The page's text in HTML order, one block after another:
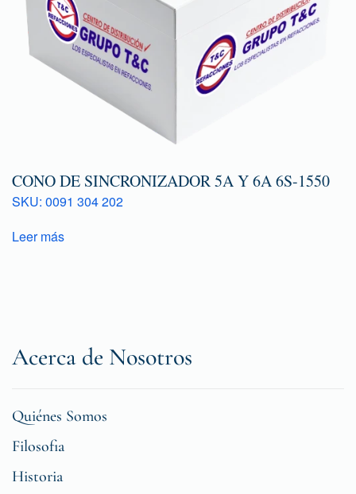
CONO DE SINCRONIZADOR 5A Y 6A 6S-1550
SKU: 0091 304 202
Leer más
Acerca de Nosotros
Quiénes Somos
Filosofia
Historia